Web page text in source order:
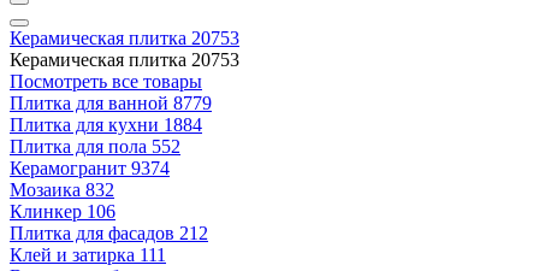
Керамическая плитка 20753
Керамическая плитка 20753
Посмотреть все товары
Плитка для ванной 8779
Плитка для кухни 1884
Плитка для пола 552
Керамогранит 9374
Мозаика 832
Клинкер 106
Плитка для фасадов 212
Клей и затирка 111